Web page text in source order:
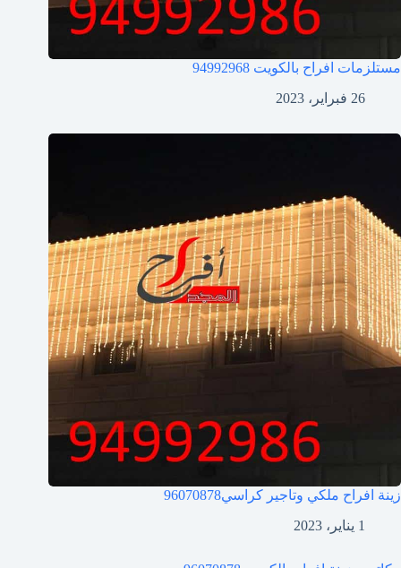
مستلزمات افراح بالكويت 94992968
26 فبراير، 2023
زينة افراح ملكي وتاجير كراسي96070878
1 يناير، 2023